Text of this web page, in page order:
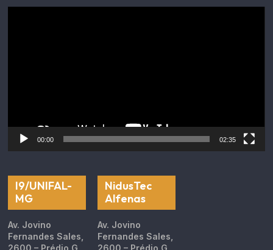
00:00 02:35
I9/UNIFAL-
MG
Av. Jovino
Fernandes Sales,
2600 – Prédio G
NidusTec
Alfenas
Av. Jovino
Fernandes Sales,
2600 – Prédio G